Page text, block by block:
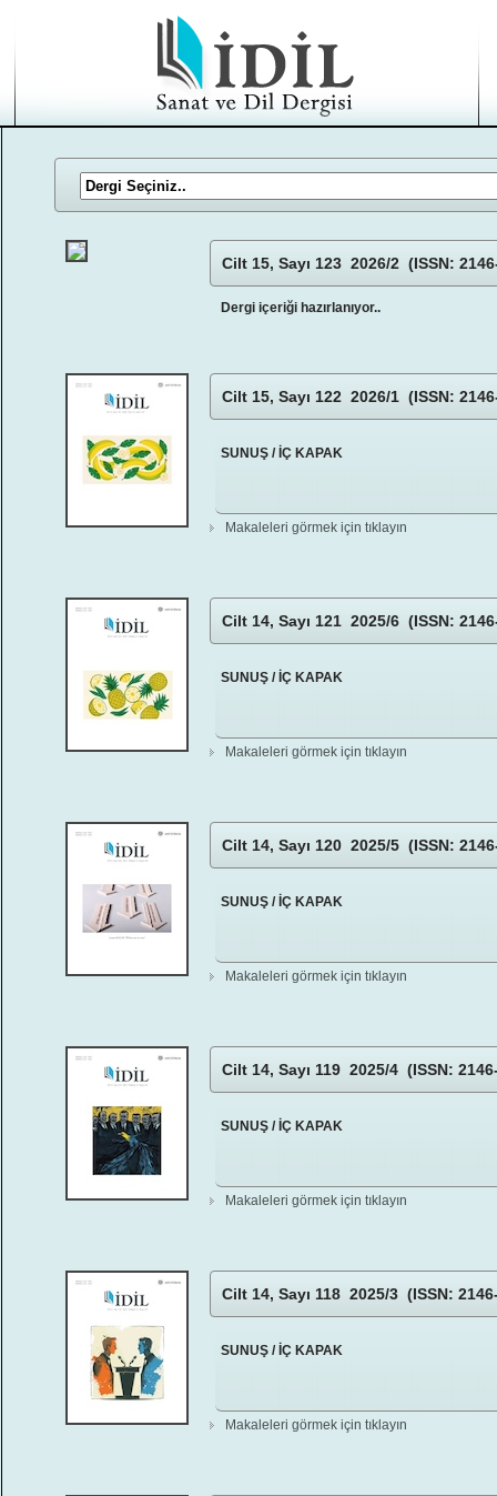
Cilt 15, Sayı 123 2026/2 (ISSN:
Dergi içeriği hazırlanıyor..
Cilt 15, Sayı 122 2026/1 (ISSN:
SUNUŞ / İÇ KAPAK
Makaleleri görmek için tıklayın
Cilt 14, Sayı 121 2025/6 (ISSN:
SUNUŞ / İÇ KAPAK
Makaleleri görmek için tıklayın
Cilt 14, Sayı 120 2025/5 (ISSN:
SUNUŞ / İÇ KAPAK
Makaleleri görmek için tıklayın
Cilt 14, Sayı 119 2025/4 (ISSN:
SUNUŞ / İÇ KAPAK
Makaleleri görmek için tıklayın
Cilt 14, Sayı 118 2025/3 (ISSN:
SUNUŞ / İÇ KAPAK
Makaleleri görmek için tıklayın